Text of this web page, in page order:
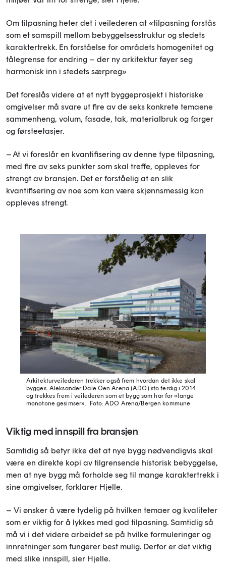
Om tilpasning heter det i veilederen at «tilpasning forstås
som et samspill mellom bebyggelsesstruktur og stedets
karaktertrekk. En forståelse for områdets homogenitet og
tålegrense for endring – der ny arkitektur føyer seg
harmonisk inn i stedets særpreg»
Det foreslås videre at et nytt byggeprosjekt i historiske
omgivelser må svare ut fire av de seks konkrete temaene
sammenheng, volum, fasade, tak, materialbruk og farger
og førsteetasjer.
– At vi foreslår en kvantifisering av denne type tilpasning,
med fire av seks punkter som skal treffe, oppleves for
strengt av bransjen. Det er forståelig at en slik
kvantifisering av noe som kan være skjønnsmessig kan
oppleves strengt.
Arkitekturveilederen trekker også frem hvordan det ikke skal
bygges. Aleksander Dale Oen Arena (ADO) sto ferdig i 2014
og trekkes frem i veilederen som et bygg som har for «lange
monotone gesimser».
Foto: ADO Arena/Bergen kommune
Viktig med innspill fra bransjen
Samtidig så betyr ikke det at nye bygg nødvendigvis skal
være en direkte kopi av tilgrensende historisk bebyggelse,
men at nye bygg må forholde seg til mange karaktertrekk i
sine omgivelser, forklarer Hjelle.
– Vi ønsker å være tydelig på hvilken temaer og kvaliteter
som er viktig for å lykkes med god tilpasning. Samtidig så
må vi i det videre arbeidet se på hvilke formuleringer og
innretninger som fungerer best mulig. Derfor er det viktig
med slike innspill, sier Hjelle.